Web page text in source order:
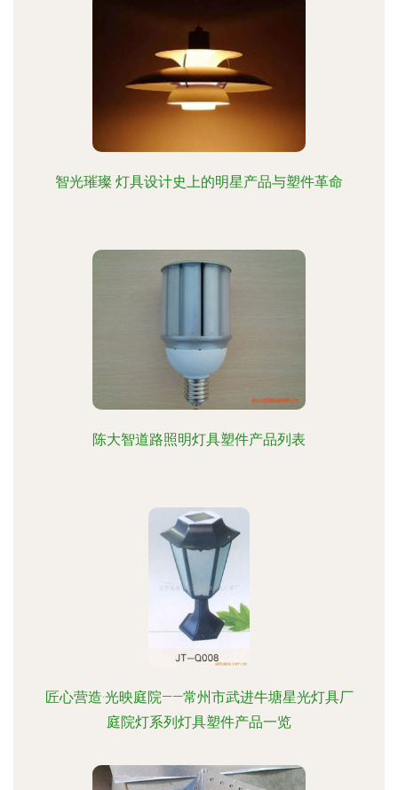
智光璀璨 灯具设计史上的明星产品与塑件革命
陈大智道路照明灯具塑件产品列表
匠心营造·光映庭院——常州市武进牛塘星光灯具厂
庭院灯系列灯具塑件产品一览